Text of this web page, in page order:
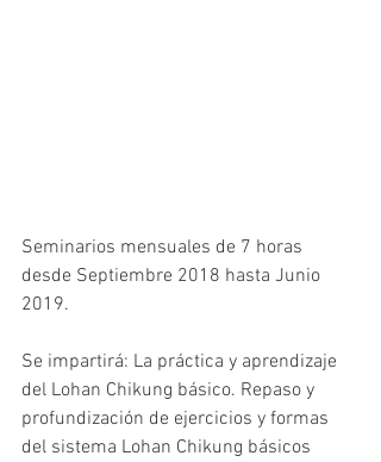
Seminarios mensuales de 7 horas
desde Septiembre 2018 hasta Junio
2019.
Se impartirá: La práctica y aprendizaje
del Lohan Chikung básico. Repaso y
profundización de ejercicios y formas
del sistema Lohan Chikung básicos